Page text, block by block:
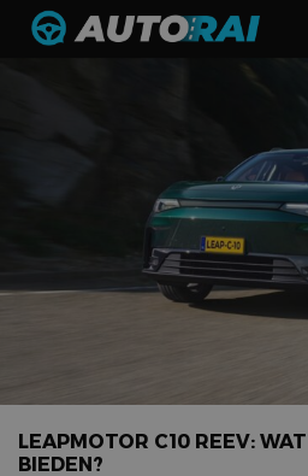
LEAPMOTOR C10 REEV:
BIEDEN?